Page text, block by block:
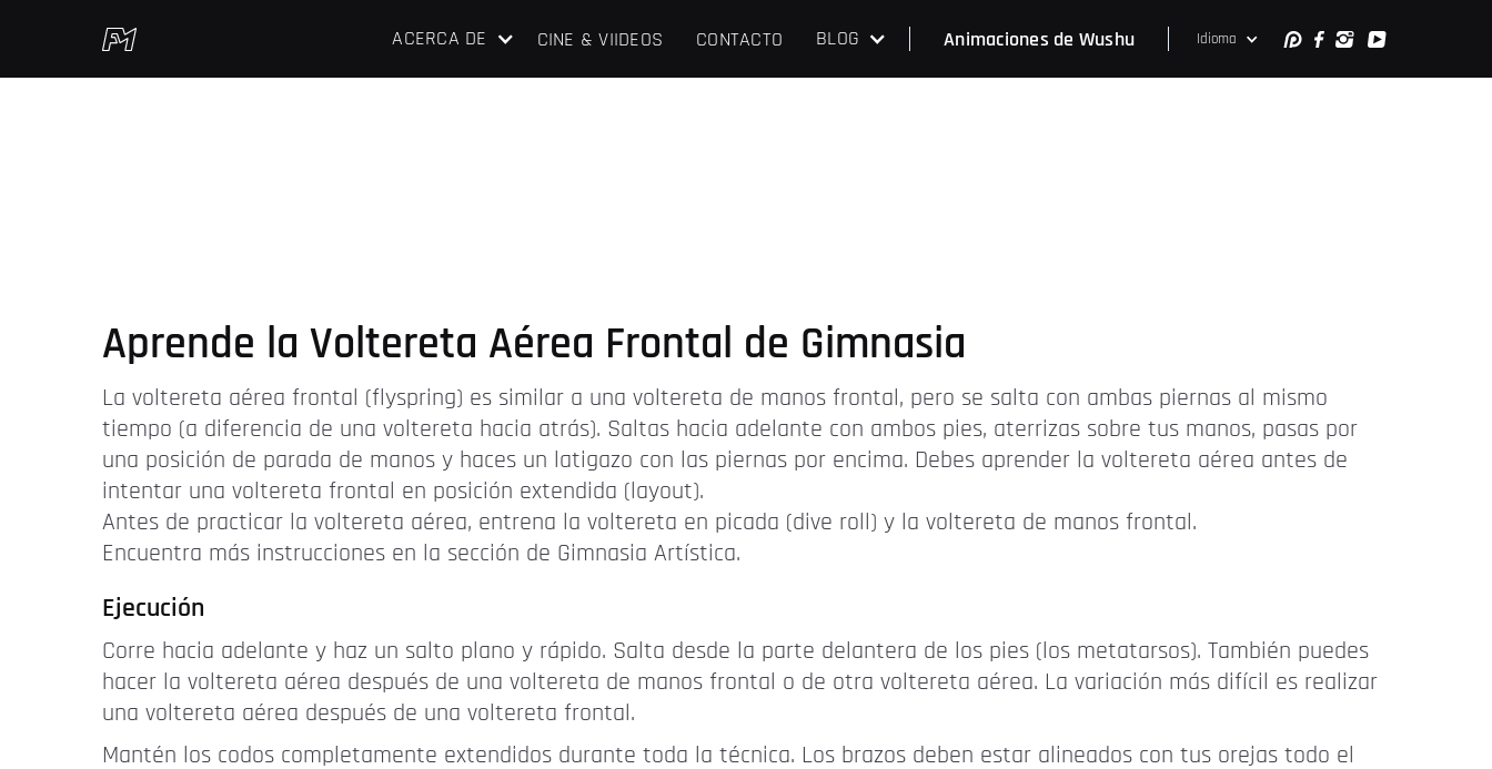
ACERCA DE CINE & VIIDEOS CONTACTO BLOG Animaciones de Wushu Idioma
Aprende la Voltereta Aérea Frontal de Gimnasia
La voltereta aérea frontal (flyspring) es similar a una voltereta de manos frontal, pero se salta con ambas piernas al mismo
tiempo (a diferencia de una voltereta hacia atrás). Saltas hacia adelante con ambos pies, aterrizas sobre tus manos, pasas por
una posición de parada de manos y haces un latigazo con las piernas por encima. Debes aprender la voltereta aérea antes de
intentar una voltereta frontal en posición extendida (layout).
Antes de practicar la voltereta aérea, entrena la voltereta en picada (dive roll) y la voltereta de manos frontal.
Encuentra más instrucciones en la sección de Gimnasia Artística.
Ejecución
Corre hacia adelante y haz un salto plano y rápido. Salta desde la parte delantera de los pies (los metatarsos). También puedes
hacer la voltereta aérea después de una voltereta de manos frontal o de otra voltereta aérea. La variación más difícil es realizar
una voltereta aérea después de una voltereta frontal.
Mantén los codos completamente extendidos durante toda la técnica. Los brazos deben estar alineados con tus orejas todo el